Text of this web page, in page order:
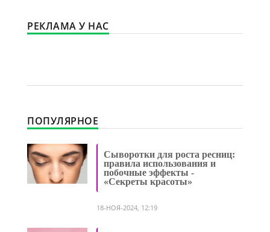
РЕКЛАМА У НАС
ПОПУЛЯРНОЕ
Сыворотки для роста ресниц:
правила использования и
побочные эффекты -
«Секреты красоты»
18-НОЯ-2024, 12:19